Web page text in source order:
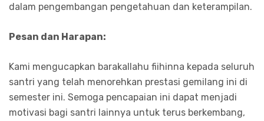
dalam pengembangan pengetahuan dan keterampilan.
Pesan dan Harapan:
Kami mengucapkan barakallahu fiihinna kepada seluruh
santri yang telah menorehkan prestasi gemilang ini di
semester ini. Semoga pencapaian ini dapat menjadi
motivasi bagi santri lainnya untuk terus berkembang,